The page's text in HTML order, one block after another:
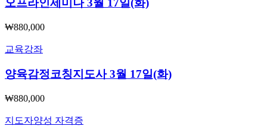
오프라인세미나 3월 17일(화)
₩880,000
교육강좌
양육감정코칭지도사 3월 17일(화)
₩880,000
지도자양성 자격증